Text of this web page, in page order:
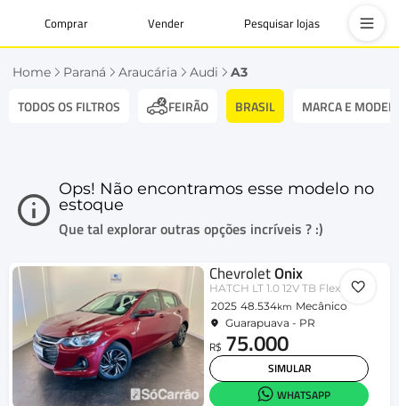
Comprar Vender Pesquisar lojas
Home Paraná Araucária Audi A3
TODOS OS FILTROS FEIRÃO BRASIL MARCA E
Ops! Não encontramos esse modelo no
estoque
Que tal explorar outras opções incríveis ? :)
ChevroletOnix
HATCH LT 1.0 12V TB Flex 5p Mec.
2025 48.534km Mecânico
Guarapuava - PR
R$ 75.000
SIMULAR
WHATSAPP